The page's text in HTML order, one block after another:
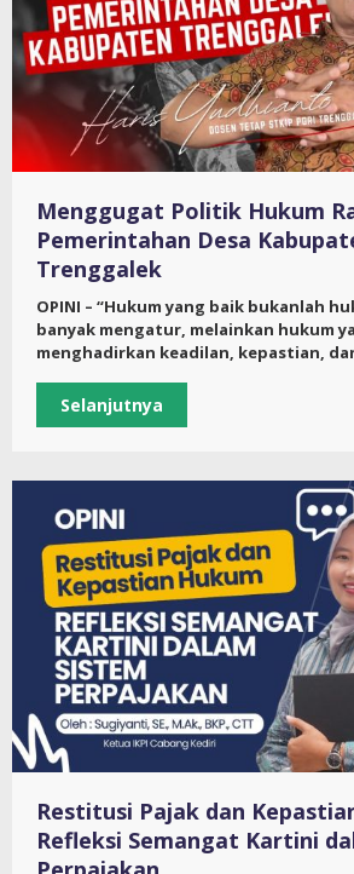
Menggugat Politik Hukum
Pemerintahan Desa
Trenggalek
OPINI – “Hukum yang baik bukanlah
banyak mengatur, melainkan hukum
menghadirkan keadilan, kepastian,
Selanjutnya
Restitusi Pajak dan
Refleksi Semangat Kartini